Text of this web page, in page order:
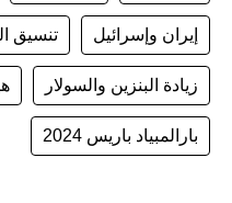
إيران وإسرائيل تنسيق
زيادة البنزين والسولار
بارالمبياد باريس 2024